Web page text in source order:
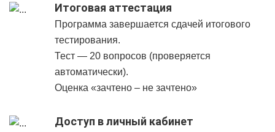
Итоговая аттестация
Программа завершается сдачей итогового
тестирования.
Тест — 20 вопросов (проверяется
автоматически).
Оценка «зачтено – не зачтено»
Доступ в личный кабинет